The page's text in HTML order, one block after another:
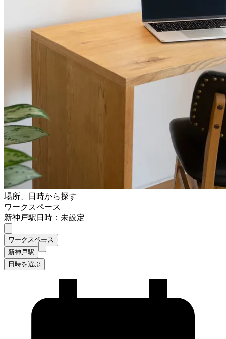
場所、日時から探す
ワークスペース
新神戸駅日時：未設定
ワークスペース
新神戸駅
日時を選ぶ